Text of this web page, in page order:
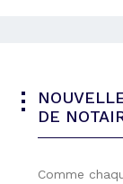
DE
Comme